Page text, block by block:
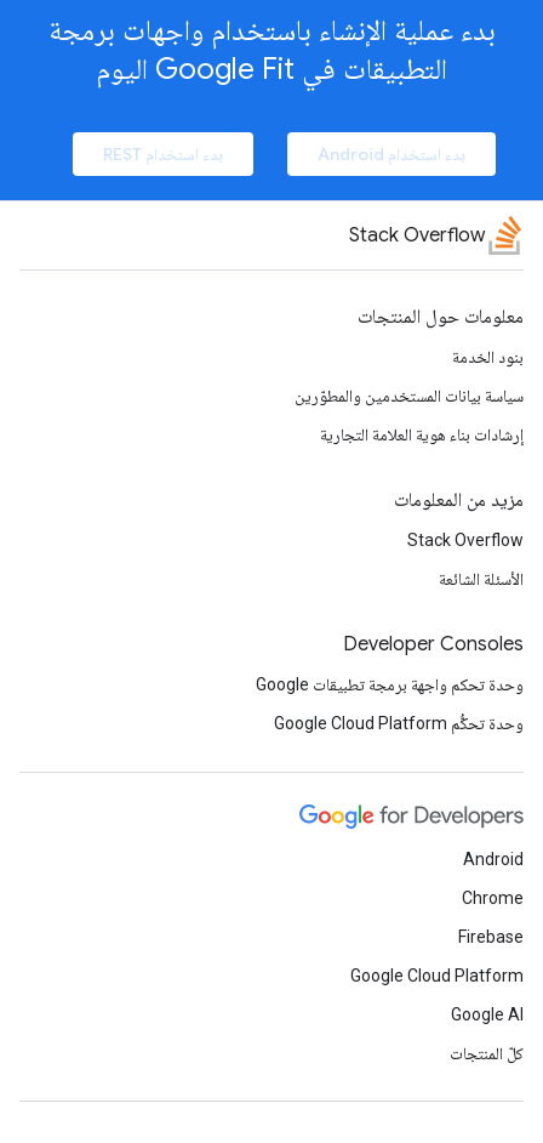
بدء عملية الإنشاء باستخدام واجهات برمجة
التطبيقات في Google Fit اليوم
بدء استخدام Android بدء استخدام REST
Stack Overflow
معلومات حول المنتجات
بنود الخدمة
سياسة بيانات المستخدمين والمطوّرين
إرشادات بناء هوية العلامة التجارية
مزيد من المعلومات
Stack Overflow
الأسئلة الشائعة
Developer Consoles
وحدة تحكم واجهة برمجة تطبيقات Google
وحدة تحكُّم Google Cloud Platform
Android
Chrome
Firebase
Google Cloud Platform
Google AI
كلّ المنتجات